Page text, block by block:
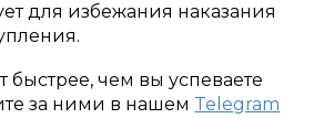
для избежания наказания
быстрее, чем вы успеваете
за ними в нашем Telegram